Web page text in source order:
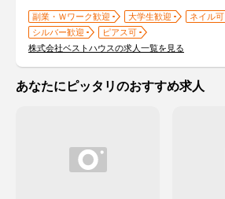
副業・Ｗワーク歓迎 大学生歓迎
ネイル可
シルバー歓迎
ピアス可
株式会社ベストハウスの求人一覧を見る
あなたにピッタリのおすすめ求人